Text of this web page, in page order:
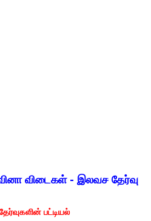
விடைகள் - இலவச தேர்வு
பட்டியல்